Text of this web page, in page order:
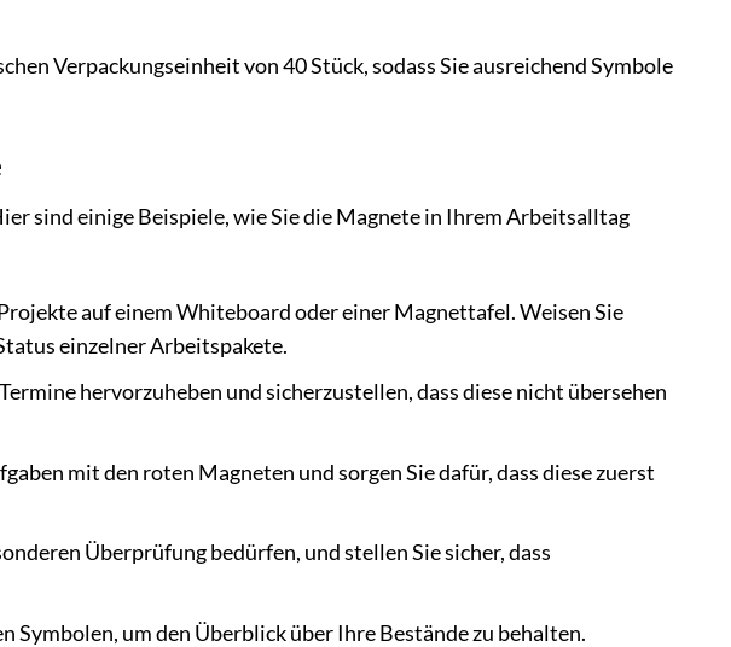
Verpackungseinheit von 40 Stück, sodass Sie ausreichend Symbole
sind einige Beispiele, wie Sie die Magnete in Ihrem Arbeitsalltag
auf einem Whiteboard oder einer Magnettafel. Weisen Sie
einzelner Arbeitspakete.
hervorzuheben und sicherzustellen, dass diese nicht übersehen
mit den roten Magneten und sorgen Sie dafür, dass diese zuerst
Überprüfung bedürfen, und stellen Sie sicher, dass
Symbolen, um den Überblick über Ihre Bestände zu behalten.